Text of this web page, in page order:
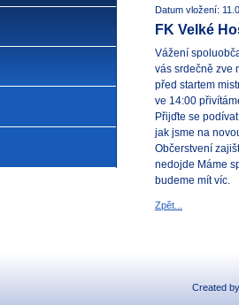
Datum vložení:
FK Velké
Vážení
vás srdečně zve
před startem
ve 14:00
Přijďte se
jak jsme na
Občerstvení
nedojde Máme
budeme mít víc.
Zpět...
Created